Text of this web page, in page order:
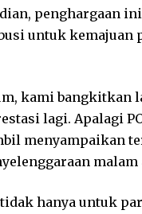
penghargaan
untuk kemajuan
kami bangkitkan
lagi. Apalagi
menyampaikan
hanya untuk